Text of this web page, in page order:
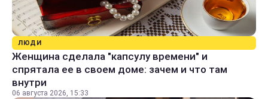
ЛЮДИ
Женщина сделала "капсулу времени" и
спрятала ее в своем доме: зачем и что там
внутри
06 августа 2026, 15:33